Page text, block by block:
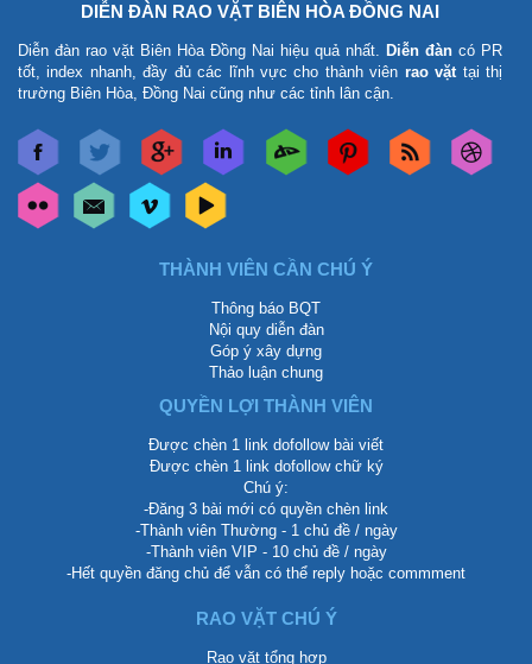
DIỄN ĐÀN RAO VẶT BIÊN HÒA ĐỒNG NAI
Diễn đàn rao vặt Biên Hòa Đồng Nai hiệu quả nhất. Diễn đàn có PR
tốt, index nhanh, đầy đủ các lĩnh vực cho thành viên rao vặttại thị
trường Biên Hòa, Đồng Nai cũng như các tỉnh lân cận.
THÀNH VIÊN CẦN CHÚ Ý
Thông báo BQT
Nội quy diễn đàn
Góp ý xây dựng
Thảo luận chung
QUYỀN LỢI THÀNH VIÊN
Được chèn 1 link dofollow bài viết
Được chèn 1 link dofollow chữ ký
Chú ý:
-Đăng 3 bài mới có quyền chèn link
-Thành viên Thường - 1 chủ đề / ngày
-Thành viên VIP - 10 chủ đề / ngày
-Hết quyền đăng chủ để vẫn có thể reply hoặc commment
RAO VẶT CHÚ Ý
Rao vặt tổng hợp